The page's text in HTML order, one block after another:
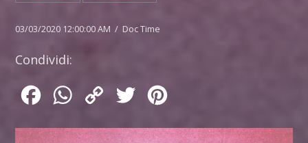
03/03/2020 12:00:00 AM / Doc Time
Condividi:
FacebookWhatsApp
Copy
Twitter